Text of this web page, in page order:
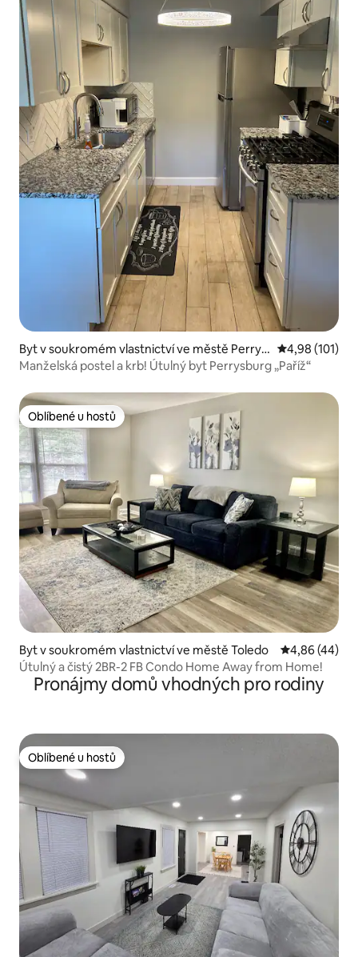
Byt v soukromém vlastnictví ve městě Perrys
burg
Průměrné
4,98 (101)
Manželská postel a krb! Útulný byt Perrysburg „Paříž“
Oblíbené u hostů
Oblíbené u hostů
Byt v soukromém vlastnictví ve městě Toledo Průměrné
4,86 (44)
Útulný a čistý 2BR-2 FB Condo Home Away from Home!
Pronájmy domů vhodných pro rodiny
Oblíbené u hostů
Oblíbené u hostů